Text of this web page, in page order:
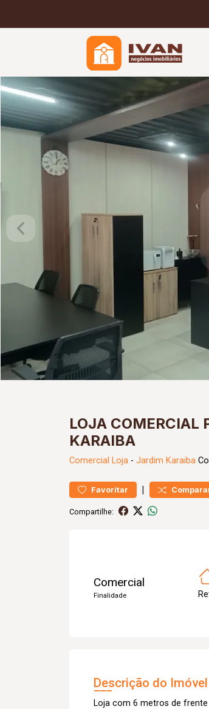
LOJA COMERCIAL
KARAIBA
Comercial Loja - Jardim Karaiba
Favoritar |
Compartilhe:
Comercial
Finalidade
Descrição do Imóvel
Loja com 6 metros de